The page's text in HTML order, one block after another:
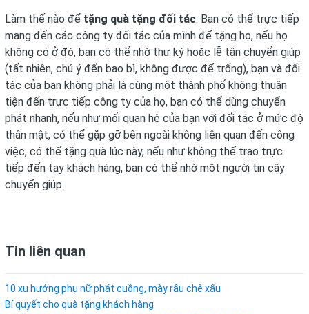
Làm thế nào để tặng quà tặng đối tác. Bạn có thể trực tiếp
mang đến các công ty đối tác của mình để tặng họ, nếu họ
không có ở đó, bạn có thể nhờ thư ký hoặc lễ tân chuyển giúp
(tất nhiên, chú ý đến bao bì, không được để trống), bạn và đối
tác của bạn không phải là cùng một thành phố không thuận
tiện đến trực tiếp công ty của họ, bạn có thể dùng chuyển
phát nhanh, nếu như mối quan hệ của bạn với đối tác ở mức độ
thân mật, có thể gặp gỡ bên ngoài không liên quan đến công
việc, có thể tặng quà lúc này, nếu như không thể trao trực
tiếp đến tay khách hàng, bạn có thể nhờ một người tin cậy
chuyển giúp.
Tin liên quan
10 xu hướng phụ nữ phát cuồng, mày râu chê xấu
Bí quyết cho quà tặng khách hàng